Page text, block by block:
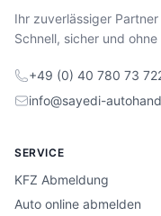
Ihr zuverlässiger
Schnell, sicher und
+49 (0) 40 780 73
info@sayedi-
SERVICE
KFZ Abmeldung
Auto online abmelden